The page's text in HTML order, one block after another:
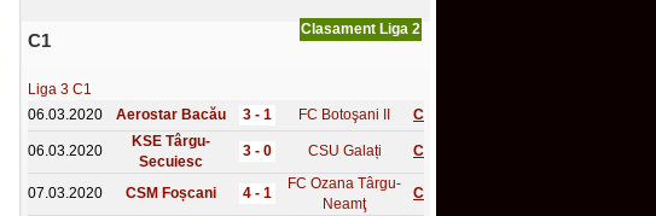
Clasament Liga 2
C1
Liga 3 C1
06.03.2020
Aerostar Bacău 3 - 1 FC Botoşani II C
06.03.2020
KSE Târgu-
Secuiesc
3 - 0 CSU Galați C
07.03.2020 CSM Foșcani 4 - 1
FC Ozana Târgu-
Neamţ
C